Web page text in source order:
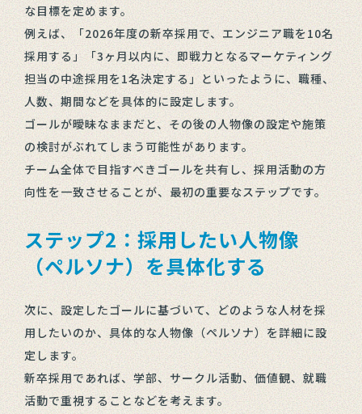
な目標を定めます。
例えば、「2026年度の新卒採用で、エンジニア職を10名
採用する」「3ヶ月以内に、即戦力となるマーケティング
担当の中途採用を1名決定する」といったように、職種、
人数、期間などを具体的に設定します。
ゴールが曖昧なままだと、その後の人物像の設定や施策
の検討がぶれてしまう可能性があります。
チーム全体で目指すべきゴールを共有し、採用活動の方
向性を一致させることが、最初の重要なステップです。
ステップ2：採用したい人物像
（ペルソナ）を具体化する
次に、設定したゴールに基づいて、どのような人材を採
用したいのか、具体的な人物像（ペルソナ）を詳細に設
定します。
新卒採用であれば、学部、サークル活動、価値観、就職
活動で重視することなどを考えます。